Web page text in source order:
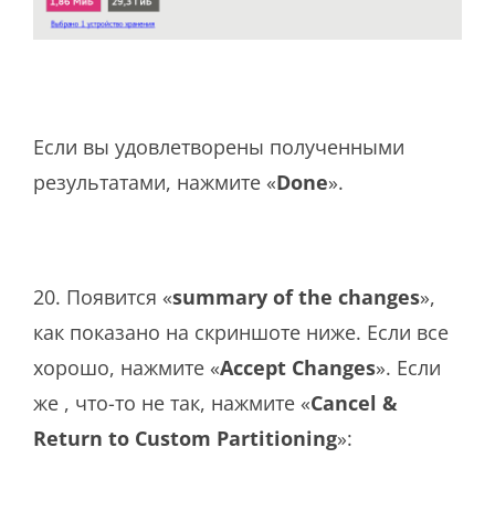
Если вы удовлетворены полученными
результатами, нажмите «Done».
20. Появится «summary of the changes»,
как показано на скриншоте ниже. Если все
хорошо, нажмите «Accept Changes». Если
же , что-то не так, нажмите «Cancel &
Return to Custom Partitioning»: